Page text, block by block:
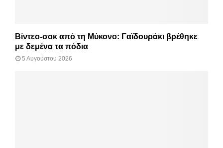
Βίντεο-σοκ από τη Μύκονο: Γαϊδουράκι βρέθηκε
με δεμένα τα πόδια
5 Αυγούστου 2026